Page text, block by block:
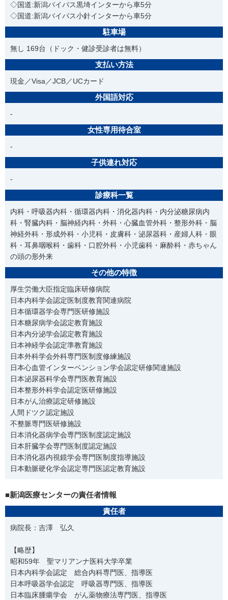
◇国道:新潟バイパス黒埼インターから車5分
◇国道:新潟バイパス小針インターから車5分
駐車場
無し 169台（ドック・健診受診者は無料）
支払い方法
現金／Visa／JCB／UCカード
外国語対応
-
女性専用待合室
-
子供連れ対応
-
診療科一覧
内科・呼吸器内科・循環器内科・消化器内科・内分泌糖尿病内
科・腎臓内科・脳神経内科・外科・心臓血管外科・整形外科・脳
神経外科・形成外科・小児科・皮膚科・泌尿器科・産婦人科・眼
科・耳鼻咽喉科・歯科・口腔外科・小児歯科・麻酔科・赤ちゃん
の頭の形外来
その他の特徴
厚生労働大臣指定臨床研修病院
日本内科学会認定医制度教育関連病院
日本循環器学会専門医研修施設
日本糖尿病学会認定教育施設
日本内分泌学会認定教育施設
日本神経学会認定準教育施設
日本外科学会外科専門医制度修練施設
日本心血管インターベンション学会認定研修関連施設
日本泌尿器科学会専門医教育施設
日本整形外科学会認定医研修施設
日本がん治療認定研修施設
人間ドツク認定施設
不整脈専門医研修施設
日本消化器病学会専門医制度認定施設
日本肝臓学会専門医制度認定施設
日本消化器内視鏡学会専門医制度指導施設
日本動脈硬化学会認定専門医認定教育施設
■新潟医療センターの責任者情報
責任者
病院長：吉澤 弘久
【略歴】
昭和59年 聖マリアンナ医科大学卒業
日本内科学会認定 総合内科専門医、指導医
日本呼吸器学会認定 呼吸器専門医、指導医
日本臨床腫瘍学会 がん薬物療法専門医、指導医